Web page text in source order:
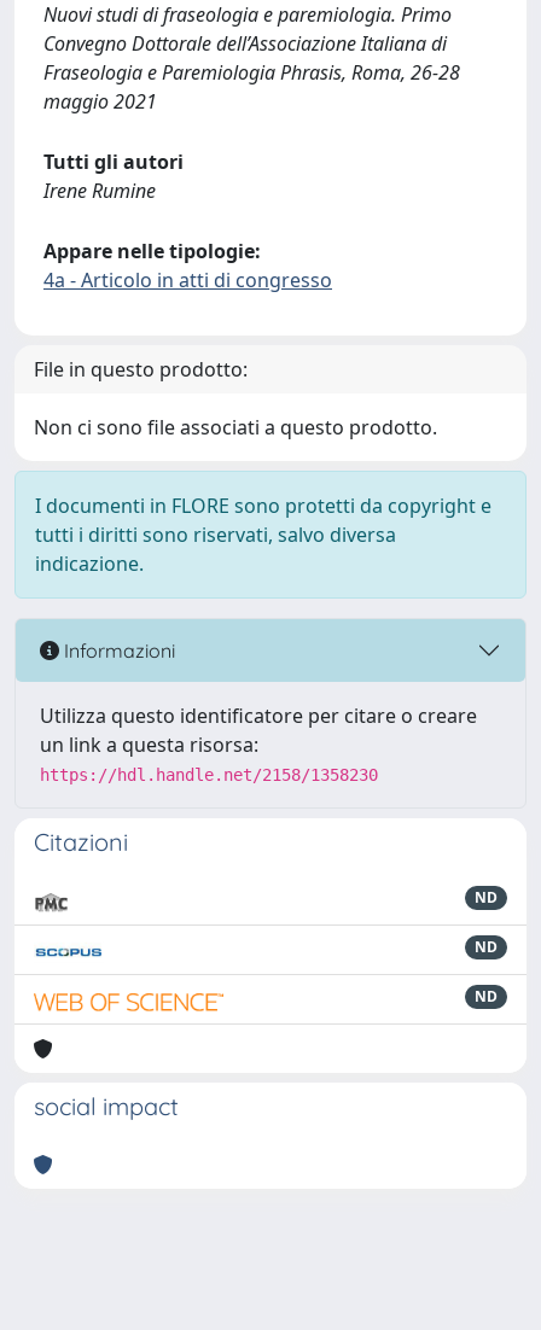
Nuovi studi di fraseologia e paremiologia. Primo
Convegno Dottorale dell’Associazione Italiana di
Fraseologia e Paremiologia Phrasis, Roma, 26-28
maggio 2021
Tutti gli autori
Irene Rumine
Appare nelle tipologie:
4a - Articolo in atti di congresso
File in questo prodotto:
Non ci sono file associati a questo prodotto.
I documenti in FLORE sono protetti da copyright e
tutti i diritti sono riservati, salvo diversa
indicazione.
Informazioni
Utilizza questo identificatore per citare o creare
un link a questa risorsa:
https://hdl.handle.net/2158/1358230
Citazioni
ND
ND
ND
social impact